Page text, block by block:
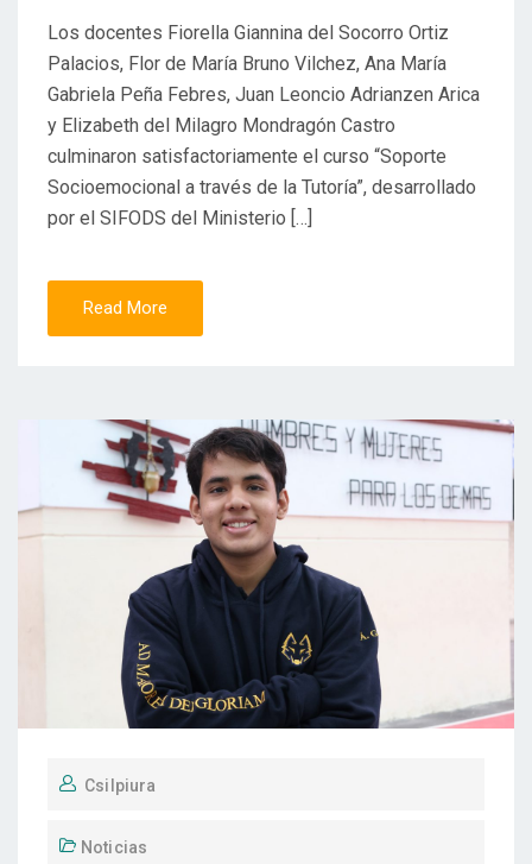
Los docentes Fiorella Giannina del Socorro Ortiz
Palacios, Flor de María Bruno Vilchez, Ana María
Gabriela Peña Febres, Juan Leoncio Adrianzen Arica
y Elizabeth del Milagro Mondragón Castro
culminaron satisfactoriamente el curso “Soporte
Socioemocional a través de la Tutoría”, desarrollado
por el SIFODS del Ministerio […]
Read More
Csilpiura
Noticias